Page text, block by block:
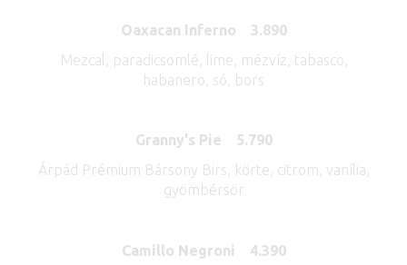
Oaxacan Inferno 3.890
Mezcal, paradicsomlé, lime, mézvíz, tabasco,
habanero, só, bors
Granny's Pie 5.790
Árpád Prémium Bársony Birs, körte, citrom, vanília,
gyömbérsör
Camillo Negroni 4.390